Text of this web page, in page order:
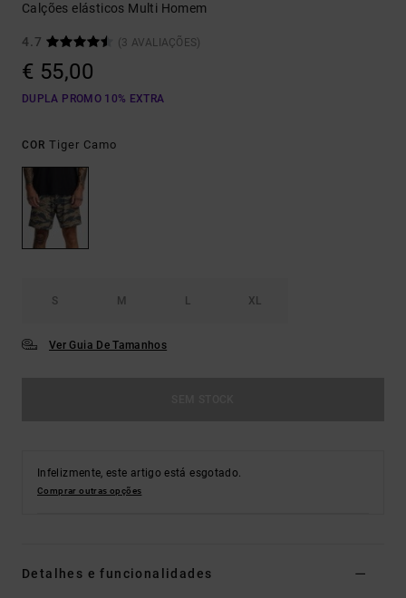
Calções elásticos Multi Homem
4.7 (3 AVALIAÇÕES)
€ 55,00
DUPLA PROMO 10% EXTRA
COR Tiger Camo
S M L XL
Ver Guia De Tamanhos
Infelizmente, este artigo está esgotado.
Comprar outras opções
Detalhes e funcionalidades